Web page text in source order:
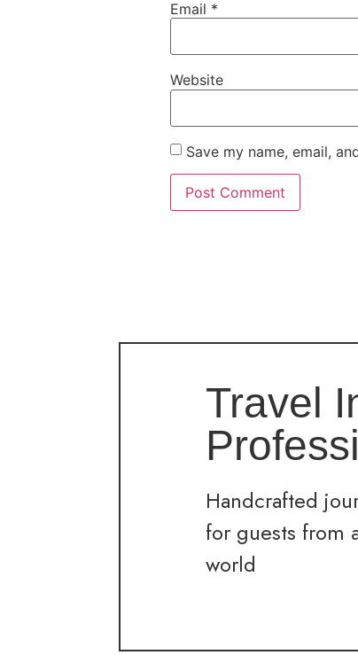
Email *
Website
Save my name, email,
Travel
Handcrafted
for guests from
world